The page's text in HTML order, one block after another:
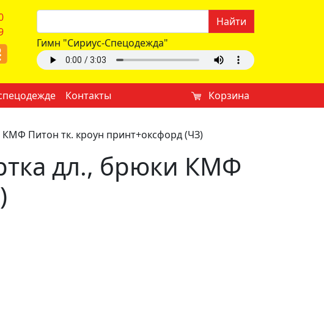
Найти
Гимн "Сириус-Спецодежда"
Контакты Корзина
Питон тк. кроун принт+оксфорд (ЧЗ)
дл., брюки КМФ